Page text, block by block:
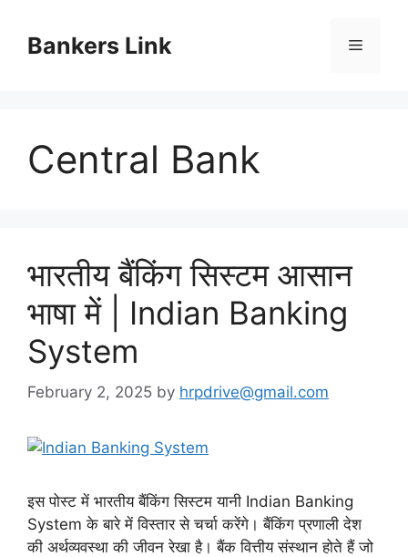
contentBankers Link Menu
Central Bank
भारतीय बैंकिंग सिस्टम आसान
भाषा में | Indian Banking
System
February 2, 2025 by hrpdrive@gmail.com
इस पोस्ट में भारतीय बैंकिंग सिस्टम यानी Indian Banking
System के बारे में विस्तार से चर्चा करेंगे। बैंकिंग प्रणाली देश
की अर्थव्यवस्था की जीवन रेखा है। बैंक वित्तीय संस्थान होते हैं जो